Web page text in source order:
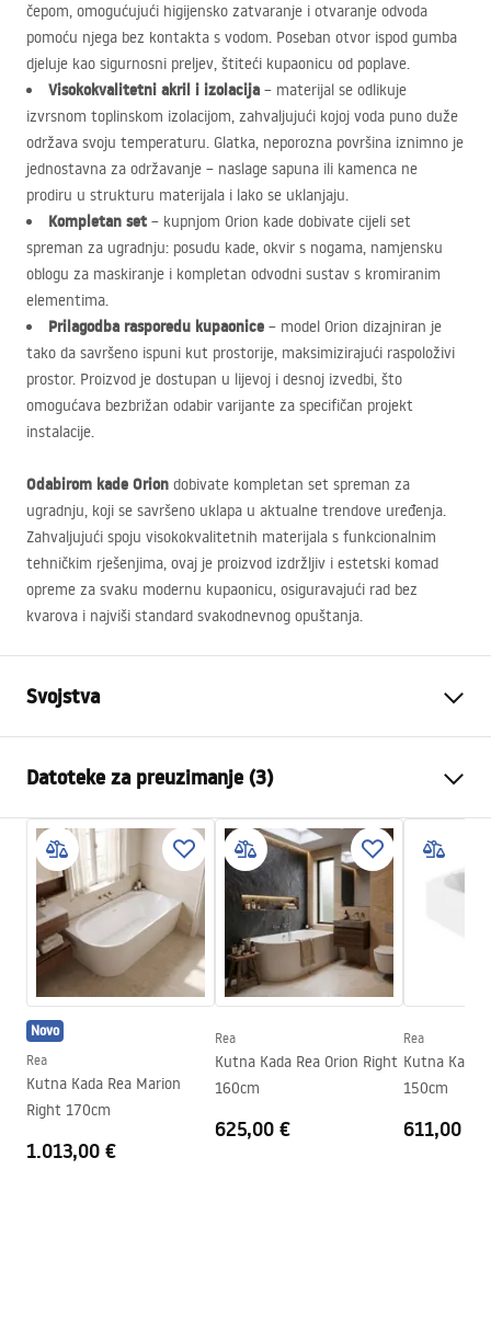
čepom, omogućujući higijensko zatvaranje i otvaranje odvoda
pomoću njega bez kontakta s vodom. Poseban otvor ispod gumba
djeluje kao sigurnosni preljev, štiteći kupaonicu od poplave.
Visokokvalitetni akril i izolacija – materijal se odlikuje
izvrsnom toplinskom izolacijom, zahvaljujući kojoj voda puno duže
održava svoju temperaturu. Glatka, neporozna površina iznimno je
jednostavna za održavanje – naslage sapuna ili kamenca ne
prodiru u strukturu materijala i lako se uklanjaju.
Kompletan set – kupnjom Orion kade dobivate cijeli set
spreman za ugradnju: posudu kade, okvir s nogama, namjensku
oblogu za maskiranje i kompletan odvodni sustav s kromiranim
elementima.
Prilagodba rasporedu kupaonice – model Orion dizajniran je
tako da savršeno ispuni kut prostorije, maksimizirajući raspoloživi
prostor. Proizvod je dostupan u lijevoj i desnoj izvedbi, što
omogućava bezbrižan odabir varijante za specifičan projekt
instalacije.
Odabirom kade Orion dobivate kompletan set spreman za
ugradnju, koji se savršeno uklapa u aktualne trendove uređenja.
Zahvaljujući spoju visokokvalitetnih materijala s funkcionalnim
tehničkim rješenjima, ovaj je proizvod izdržljiv i estetski komad
opreme za svaku modernu kupaonicu, osiguravajući rad bez
kvarova i najviši standard svakodnevnog opuštanja.
Svojstva
Boja
Bijela
Materijal
Akril
Duljina
1495mm
Širina
750mm
Visina
560mm
Strana ugradnje
Desna
Čep i sifon uključeni
Da
Jamstvo
Datoteke za preuzimanje (3)
Sigurnosne informacije
WARUNKI_BEZPIECZENSTWA_WANNY.pdf
Jamstveni uvjeti
Warranty_Terms_and_Conditions_Bathtubs.pdf
Orion_160_170.pdf
Novo
Rea
Kutna Kada Rea Marion
Right 170cm
1.013,00 €
Rea
Kutna Kada Rea Orion Right
160cm
625,00 €
Rea
Kutna Kada
150cm
611,00 €